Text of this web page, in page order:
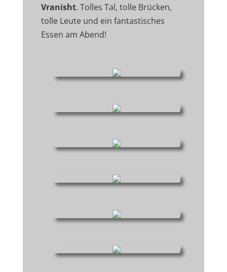
Vranisht. Tolles Tal, tolle Brücken,
tolle Leute und ein fantastisches
Essen am Abend!